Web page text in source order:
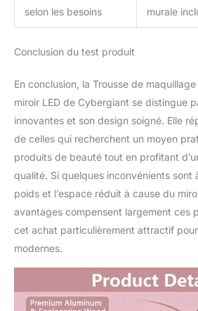
également
usage
de
selon les besoins murale
Conclusion du test produit
En conclusion, la Trousse de
miroir LED de Cybergiant se distingue
innovantes et son design soigné. Elle
de celles qui recherchent un moyen
produits de beauté tout en profitant
qualité. Si quelques inconvénients sont
poids et l’espace réduit à cause du
avantages compensent largement ces
cet achat particulièrement attractif
modernes.